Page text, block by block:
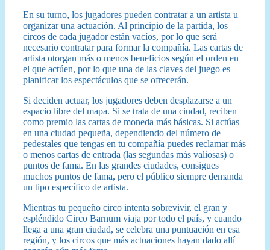
En su turno, los jugadores pueden contratar a un artista u
organizar una actuación. Al principio de la partida, los
circos de cada jugador están vacíos, por lo que será
necesario contratar para formar la compañía. Las cartas de
artista otorgan más o menos beneficios según el orden en
el que actúen, por lo que una de las claves del juego es
planificar los espectáculos que se ofrecerán.
Si deciden actuar, los jugadores deben desplazarse a un
espacio libre del mapa. Si se trata de una ciudad, reciben
como premio las cartas de moneda más básicas. Si actúas
en una ciudad pequeña, dependiendo del número de
pedestales que tengas en tu compañía puedes reclamar más
o menos cartas de entrada (las segundas más valiosas) o
puntos de fama. En las grandes ciudades, consigues
muchos puntos de fama, pero el público siempre demanda
un tipo específico de artista.
Mientras tu pequeño circo intenta sobrevivir, el gran y
espléndido Circo Barnum viaja por todo el país, y cuando
llega a una gran ciudad, se celebra una puntuación en esa
región, y los circos que más actuaciones hayan dado allí